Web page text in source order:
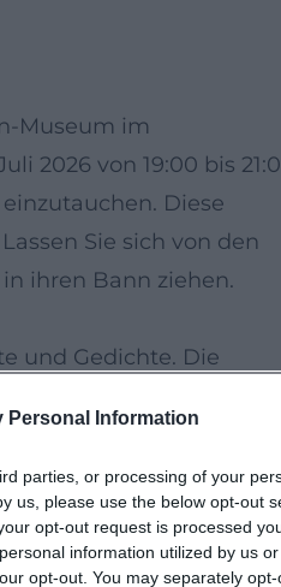
Personal Information
parties, or processing of your
us, please use the below opt-out
opt-out request is processed
information utilized by us
opt-out. You may separately
Museum im
2026 von 19:00 bis
Diese
Lassen Sie sich von den
ihren Bann ziehen.
und Gedichte. Die
einige
um Fragen
erfahren.
passende Kulisse für
Donnerstag“ sind